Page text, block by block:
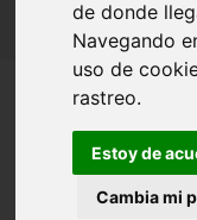
de donde
Navegando
uso de
rastreo.
Estoy de
Cambia mi